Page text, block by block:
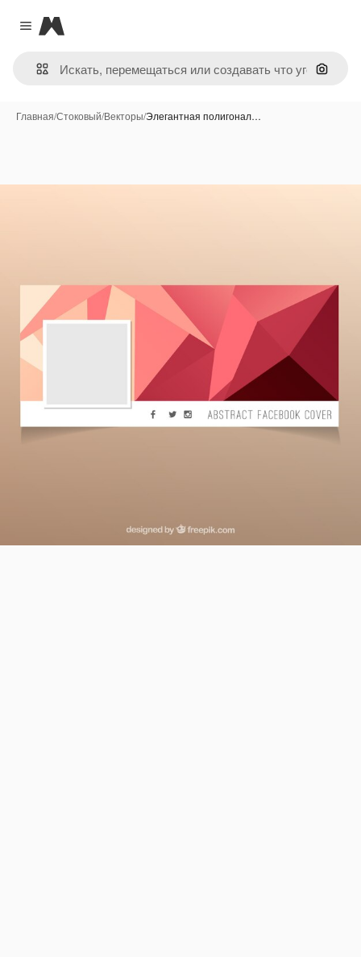
Close menu
Magnific
Поиск
Главная/Стоковый/Векторы/Элегантная полигонал…